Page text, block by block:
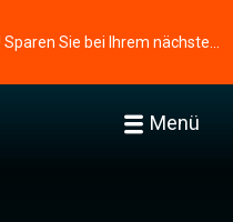
Menü